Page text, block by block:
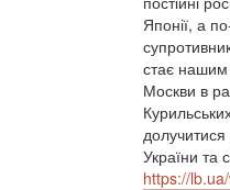
Японії, а
стає нашим
Москви в
України та
https://